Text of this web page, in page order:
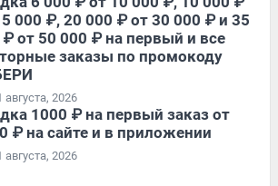
000 ₽, 20 000 ₽ от 30 000 ₽ и 35
от 50 000 ₽ на первый и все
заказы по промокоду
августа, 2026
1000 ₽ на первый заказ от
₽ на сайте и в приложении
августа, 2026